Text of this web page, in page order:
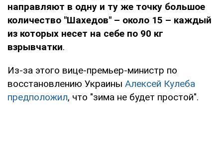
направляют в одну и ту же точку большое
количество "Шахедов" – около 15 – каждый
из которых несет на себе по 90 кг
взрывчатки.
Из-за этого вице-премьер-министр по
восстановлению Украины Алексей Кулеба
предположил, что "зима не будет простой".